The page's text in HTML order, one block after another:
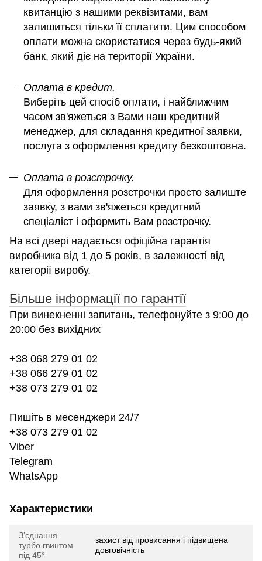
квитанцію з нашими реквізитами, вам
залишиться тільки її сплатити. Цим способом
оплати можна скористатися через будь-який
банк, який діє на території України.
Оплата в кредит.
Виберіть цей спосіб оплати, і найближчим
часом зв'яжеться з Вами наш кредитний
менеджер, для складання кредитної заявки,
послуга з оформлення кредиту безкоштовна.
Оплата в розстрочку.
Для оформлення розстрочки просто залиште
заявку, з вами зв'яжеться кредитний
спеціаліст і оформить Вам розстрочку.
На всі двері надається офіційна гарантія
виробника від 1 до 5 років, в залежності від
категорії виробу.
Більше інформації по гарантії
При винекненні запитань, телефонуйте з 9:00 до
20:00 без вихідних
+38 068 279 01 02
+38 066 279 01 02
+38 073 279 01 02
Пишіть в месенджери 24/7
+38 073 279 01 02
Viber
Telegram
WhatsApp
Характеристики
З’єднання
турбо гвинтом
під 45°
захист від провисання і підвищена
довговічність